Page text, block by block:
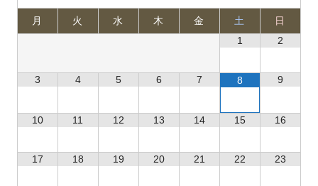
月 火 水 木 金 土
日
1
2
3 4 5 6 7 8 9
10 11 12 13 14 15 16
17 18 19 20 21 22 23